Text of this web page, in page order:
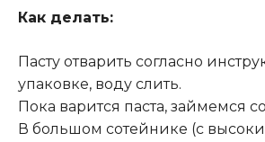
Как делать:
Пасту отварить согласно
упаковке, воду слить.
Пока варится паста, займемся
В большом сотейнике (с